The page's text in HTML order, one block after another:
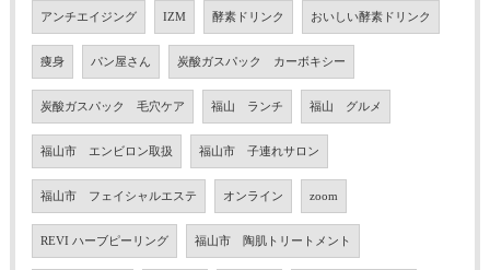
アンチエイジング IZM 酵素ドリンク おいしい酵素ドリンク
痩身 パン屋さん 炭酸ガスパック カーボキシー
炭酸ガスパック 毛穴ケア 福山 ランチ 福山 グルメ
福山市 エンビロン取扱 福山市 子連れサロン
福山市 フェイシャルエステ オンライン zoom
REVI ハーブピーリング 福山市 陶肌トリートメント